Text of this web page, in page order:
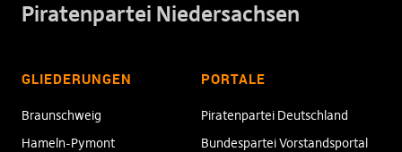
Piratenpartei Niedersachsen
GLIEDERUNGEN
Braunschweig
Hameln-Pymont
PORTALE
Piratenpartei Deutschland
Bundespartei Vorstandsportal